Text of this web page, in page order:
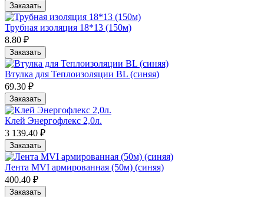
Заказать
Трубная изоляция 18*13 (150м)
8.80 ₽
Заказать
Втулка для Теплоизоляции BL (синяя)
69.30 ₽
Заказать
Клей Энергофлекс 2,0л.
3 139.40 ₽
Заказать
Лента MVI армированная (50м) (синяя)
400.40 ₽
Заказать